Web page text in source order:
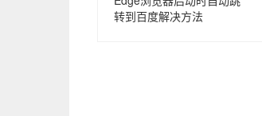
转到百度解决方法